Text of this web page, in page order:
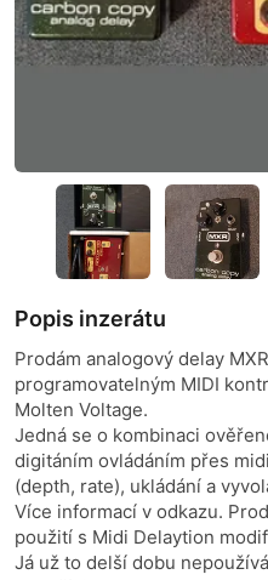
Popis inzerátu
Prodám analogový delay
programovatelným MIDI
Molten Voltage.
Jedná se o kombinaci
digitáním ovládáním přes
(depth, rate), ukládání a
Více informací v odkazu.
použití s Midi Delaytion
Já už to delší dobu